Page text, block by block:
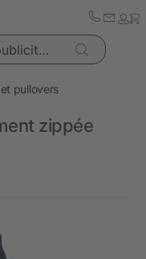
pullovers
zippée